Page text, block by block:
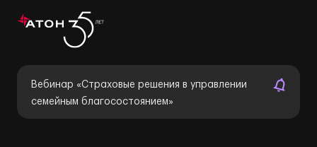
Вебинар «Страховые решения в управлении
семейным благосостоянием»